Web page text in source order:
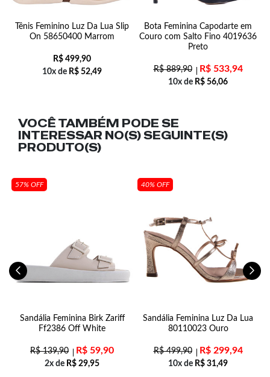
Tênis Feminino Luz Da Lua Slip
On 58650400 Marrom
R$ 499,90
10x de R$ 52,49
Bota Feminina Capodarte em
Couro com Salto Fino 4019636
Preto
R$889,90 R$533,94
10x de R$ 56,06
VOCÊ TAMBÉM PODE SE
INTERESSAR NO(S) SEGUINTE(S)
PRODUTO(S)
57% OFF
Sandália Feminina Birk Zariff
Ff2386 Off White
R$139,90 R$ 59,90
2x de R$ 29,95
40% OFF
Sandália Feminina Luz Da Lua
80110023 Ouro
R$499,90 R$299,94
10x de R$ 31,49